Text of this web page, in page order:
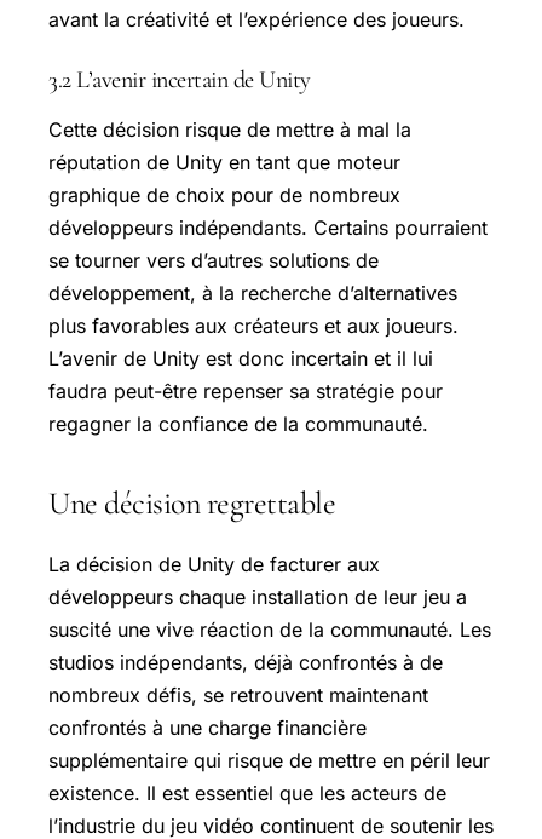
avant la créativité et l’expérience des joueurs.
3.2 L’avenir incertain de Unity
Cette décision risque de mettre à mal la
réputation de Unity en tant que moteur
graphique de choix pour de nombreux
développeurs indépendants. Certains pourraient
se tourner vers d’autres solutions de
développement, à la recherche d’alternatives
plus favorables aux créateurs et aux joueurs.
L’avenir de Unity est donc incertain et il lui
faudra peut-être repenser sa stratégie pour
regagner la confiance de la communauté.
Une décision regrettable
La décision de Unity de facturer aux
développeurs chaque installation de leur jeu a
suscité une vive réaction de la communauté. Les
studios indépendants, déjà confrontés à de
nombreux défis, se retrouvent maintenant
confrontés à une charge financière
supplémentaire qui risque de mettre en péril leur
existence. Il est essentiel que les acteurs de
l’industrie du jeu vidéo continuent de soutenir les